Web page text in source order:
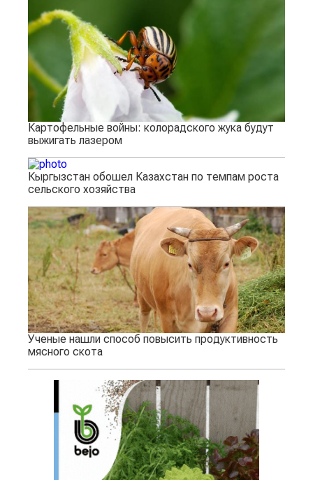
Картофельные войны: колорадского жука будут
выжигать лазером
Кыргызстан обошел Казахстан по темпам роста
сельского хозяйства
Ученые нашли способ повысить продуктивность
мясного скота